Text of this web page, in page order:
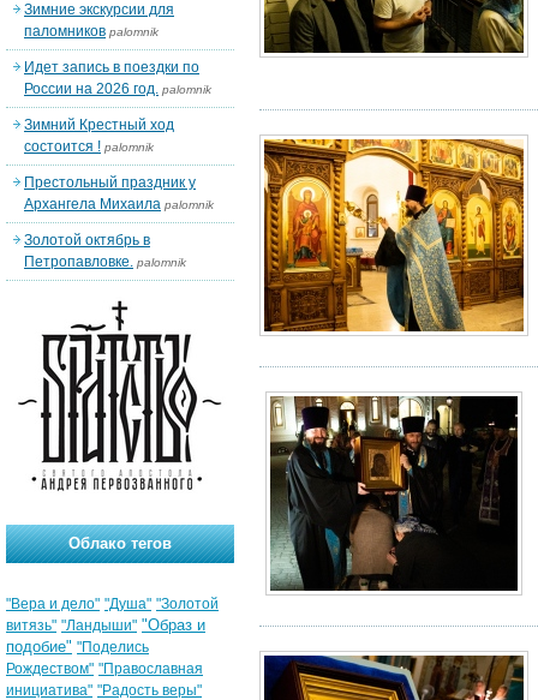
Зимние экскурсии для
паломников palomnik
Идет запись в поездки по
России на 2026 год. palomnik
Зимний Крестный ход
состоится ! palomnik
Престольный праздник у
Архангела Михаила palomnik
Золотой октябрь в
Петропавловке. palomnik
Облако тегов
"Вера и дело" "Душа" "Золотой
витязь" "Ландыши" "Образ и
подобие" "Поделись
Рождеством" "Православная
инициатива" "Радость веры"